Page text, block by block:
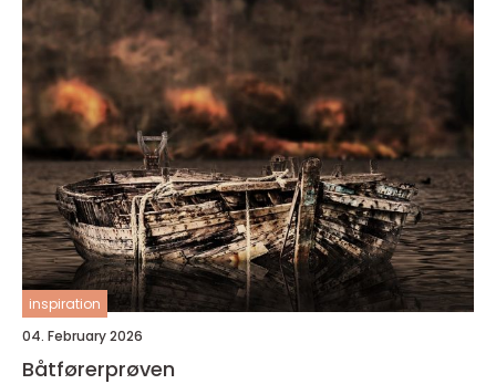
inspiration
04. February 2026
Båtførerprøven